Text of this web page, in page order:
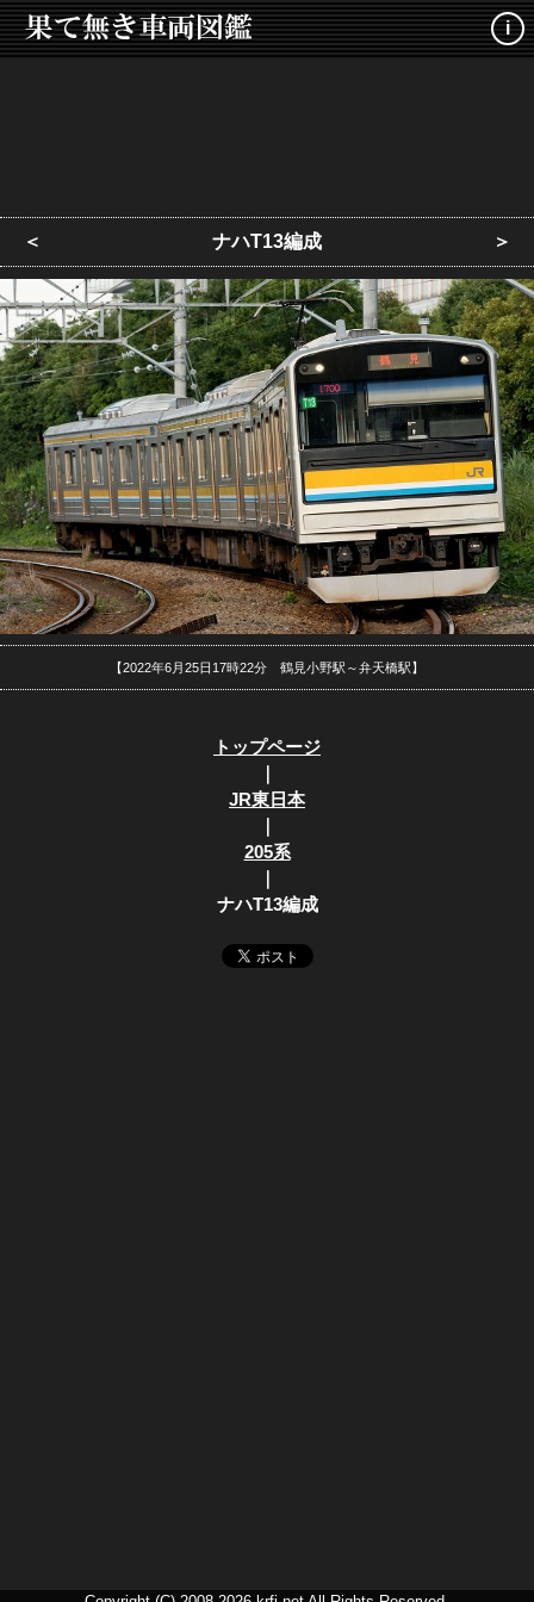
i
＜ ナハT13編成 ＞
【2022年6月25日17時22分 鶴見小野駅～弁天橋駅】
トップページ
｜
JR東日本
｜
205系
｜
ナハT13編成